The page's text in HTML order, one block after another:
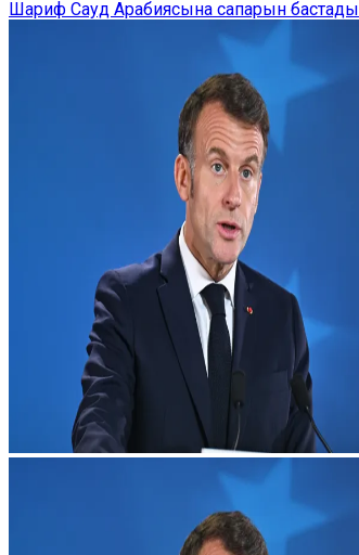
Шариф Сауд Арабиясына сапарын бастады